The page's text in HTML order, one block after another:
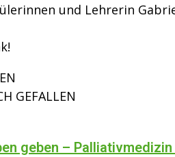
und Lehrerin
GEFALLEN
geben –